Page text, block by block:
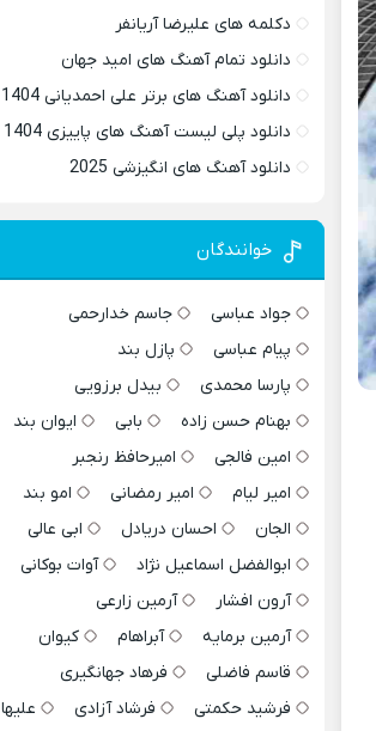
دکلمه های علیرضا آریانفر
دانلود تمام آهنگ های امید جهان
دانلود آهنگ های برتر علی احمدیانی 1404
دانلود پلی لیست آهنگ های پاییزی 1404
دانلود آهنگ های انگیزشی 2025
خوانندگان
جواد عباسی
جاسم خدارحمی
پیام عباسی
پازل بند
پارسا محمدی
بیدل برزویی
بهنام حسن زاده
بابی
ایوان بند
امین فالجی
امیرحافظ رنجبر
امیر لیام
امیر رمضانی
امو بند
الجان
احسان دریادل
ابی عالی
ابوالفضل اسماعیل نژاد
آوات بوکانی
آرون افشار
آرمین زارعی
آرمین برمایه
آبراهام
کیوان
قاسم فاضلی
فرهاد جهانگیری
فرشید حکمتی
فرشاد آزادی
علیها